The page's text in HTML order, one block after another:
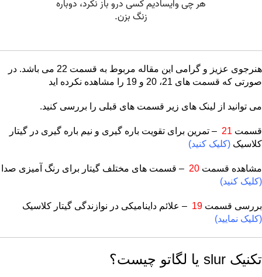
هنرجوی عزیز و گرامی این مقاله مربوط به قسمت 22 می باشد. در
صورتی که قسمت های 21، 20 و 19 را مشاهده نکرده اید
می توانید از لینک های زیر قسمت های قبلی را بررسی کنید.
قسمت 21 – تمرین برای تقویت باره گیری و نیم باره گیری در گیتار
کلاسیک (کلیک کنید)
مشاهده قسمت 20 – قسمت های مختلف گیتار برای رنگ آمیزی صدا
(کلیک کنید)
بررسی قسمت 19 – علائم داینامیکی در نوازندگی گیتار کلاسیک
(کلیک نمایید)
تکنیک slur یا لگاتو چیست؟